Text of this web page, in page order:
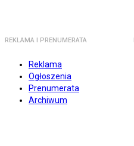
REKLAMA I PRENUMERATA
Reklama
Ogłoszenia
Prenumerata
Archiwum